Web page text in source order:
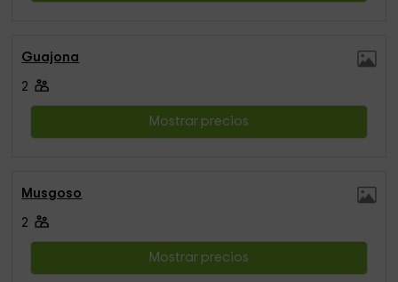
Guajona
2
Mostrar precios
Musgoso
2
Mostrar precios